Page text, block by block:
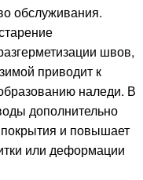
обслуживания.
швов,
приводит к
наледи. В
дополнительно
и повышает
или деформации